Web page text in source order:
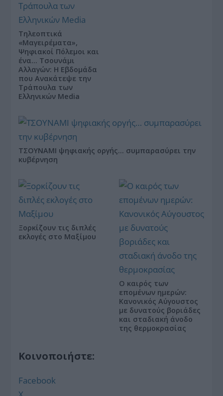
Τηλεοπτικά
«Μαγειρέματα»,
Ψηφιακοί Πόλεμοι και
ένα… Τσουνάμι
Αλλαγών: Η Εβδομάδα
που Ανακάτεψε την
Τράπουλα των
Ελληνικών Media
ΤΣΟΥΝΑΜΙ ψηφιακής οργής… συμπαρασύρει την
κυβέρνηση
Ξορκίζουν τις διπλές
εκλογές στο Μαξίμου
Ο καιρός των
επομένων ημερών:
Κανονικός Αύγουστος
με δυνατούς βοριάδες
και σταδιακή άνοδο
της θερμοκρασίας
Κοινοποιήστε:
Facebook